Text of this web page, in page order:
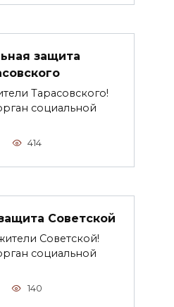
защита
Тарасовского!
социальной
414
Советской
Советской!
социальной
140